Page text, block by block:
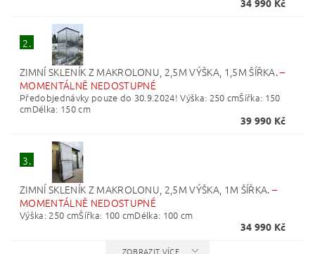
34 990 Kč
2.
ZIMNÍ SKLENÍK Z MAKROLONU, 2,5M VÝŠKA, 1,5M ŠÍŘKA.–
MOMENTÁLNĚ NEDOSTUPNÉ
Předobjednávky pouze do 30.9.2024! Výška: 250 cmŠířka: 150
cmDélka: 150 cm
39 990 Kč
3.
ZIMNÍ SKLENÍK Z MAKROLONU, 2,5M VÝŠKA, 1M ŠÍŘKA. –
MOMENTÁLNĚ NEDOSTUPNÉ
Výška: 250 cmŠířka: 100 cmDélka: 100 cm
34 990 Kč
ZOBRAZIT VÍCE